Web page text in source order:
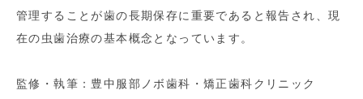
管理することが歯の長期保存に重要であると報告され、現
在の虫歯治療の基本概念となっています。
監修・執筆：豊中服部ノボ歯科・矯正歯科クリニック